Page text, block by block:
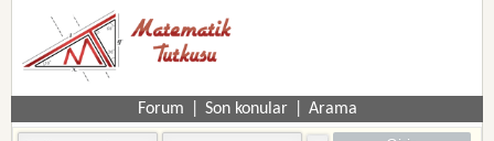
Forum Son konular Arama